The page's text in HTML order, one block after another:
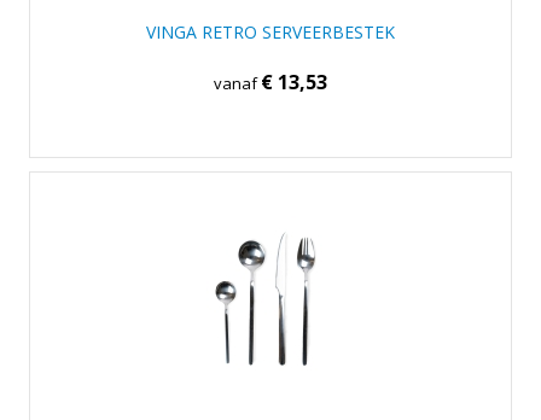
VINGA RETRO SERVEERBESTEK
vanaf€ 13,53